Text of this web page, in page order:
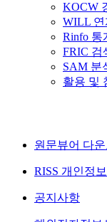
KOCW
WILL 연
Rinfo 통
FRIC 검
SAM 분
활용 및
원문뷰어 다
RISS 개인정
공지사항